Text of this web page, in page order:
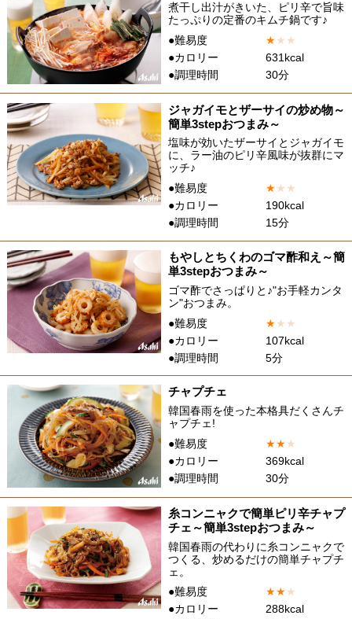
煮干し出汁がきいた、ピリ辛で旨味
たっぷりの定番のキムチ鍋です♪
●難易度
★★ ★
●カロリー
631kcal
●調理時間
30分
ジャガイモとザーサイの炒め物～
簡単3stepおつまみ～
塩味が効いたザーサイとジャガイモ
に、ラー油のピリ辛風味が抜群にマ
ッチ♪
●難易度
★★ ★
●カロリー
190kcal
●調理時間
15分
もやしとちくわのゴマ酢和え～簡
単3stepおつまみ～
ゴマ酢でさっぱりと♪"お手軽カンタ
ン"おつまみ。
●難易度
★★ ★
●カロリー
107kcal
●調理時間
5分
チャプチェ
韓国春雨を使った本格具だくさんチ
ャプチェ!
●難易度
★★★
●カロリー
369kcal
●調理時間
30分
糸コンニャクで簡単ピリ辛チャプ
チェ～簡単3stepおつまみ～
韓国春雨の代わりに糸コンニャクで
つくる、炒めるだけの簡単チャプチ
ェ。
●難易度
★★★
●カロリー
288kcal